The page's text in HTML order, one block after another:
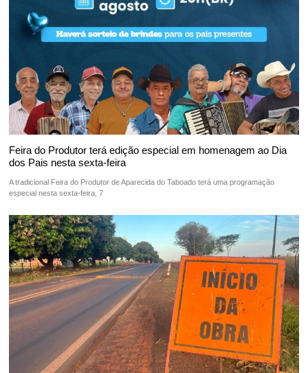
Feira do Produtor terá edição especial em homenagem ao Dia
dos Pais nesta sexta-feira
A tradicional Feira do Produtor de Aparecida do Taboado terá uma programação
especial nesta sexta-feira, 7